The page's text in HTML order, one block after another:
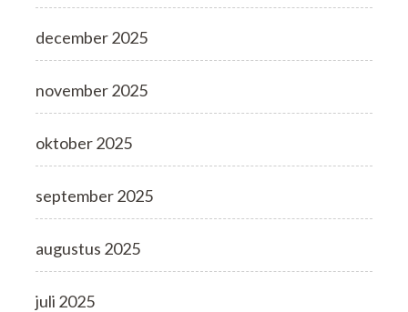
december 2025
november 2025
oktober 2025
september 2025
augustus 2025
juli 2025